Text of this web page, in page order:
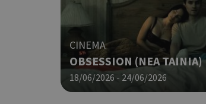
CINEMA
OBSESSION (NΕΑ ΤΑΙΝΙΑ)
18/06/2026 - 24/06/2026